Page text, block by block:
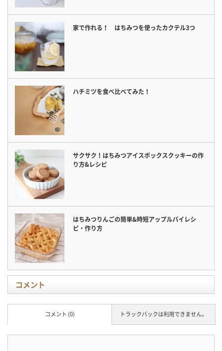
家で作れる！ はちみつを使ったカクテル3つ
ハチミツを食べ比べてみた！
サクサク！はちみつアイスボックスクッキーの作
り方&レシピ
はちみつりんごの簡単&時短アップルパイレシ
ピ・作り方
コメント
トラックバックは利用できません。
コメント (0)